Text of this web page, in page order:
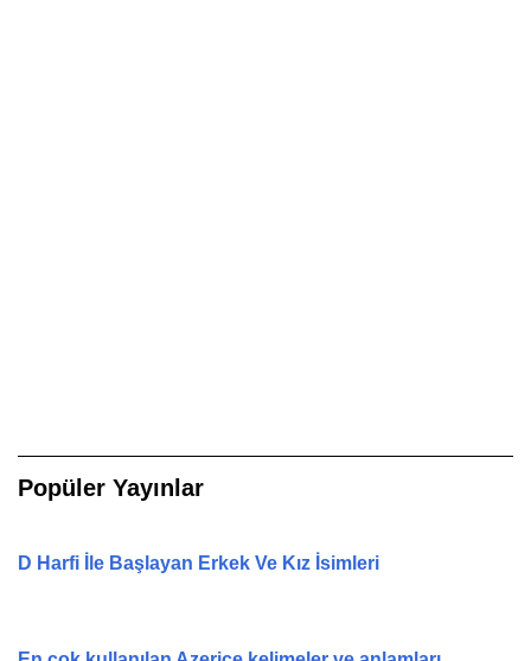
Popüler Yayınlar
D Harfi İle Başlayan Erkek Ve Kız İsimleri